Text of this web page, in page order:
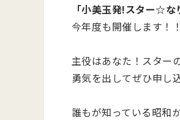
「小美玉発!スター☆な
今年度も開催します！！
主役はあなた！スター
勇気を出してぜひ申し
誰もが知っている昭和